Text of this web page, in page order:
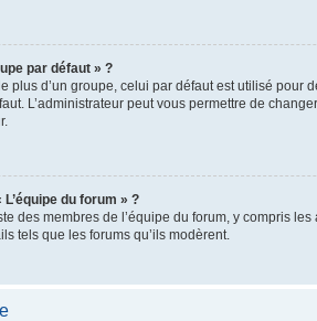
par défaut » ?
plus d’un groupe, celui par défaut est utilisé pour
L’administrateur peut vous permettre de
L’équipe du forum » ?
des membres de l’équipe du forum, y compris
tels que les forums qu’ils modèrent.